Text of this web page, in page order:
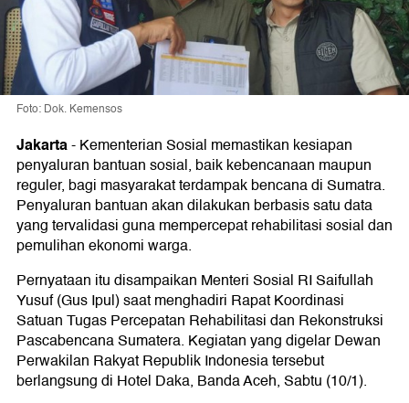
Foto: Dok. Kemensos
Jakarta-Kementerian Sosial memastikan kesiapan
penyaluran bantuan sosial, baik kebencanaan maupun
reguler, bagi masyarakat terdampak bencana di Sumatra.
Penyaluran bantuan akan dilakukan berbasis satu data
yang tervalidasi guna mempercepat rehabilitasi sosial dan
pemulihan ekonomi warga.
Pernyataan itu disampaikan Menteri Sosial RI Saifullah
Yusuf (Gus Ipul) saat menghadiri Rapat Koordinasi
Satuan Tugas Percepatan Rehabilitasi dan Rekonstruksi
Pascabencana Sumatera. Kegiatan yang digelar Dewan
Perwakilan Rakyat Republik Indonesia tersebut
berlangsung di Hotel Daka, Banda Aceh, Sabtu (10/1).